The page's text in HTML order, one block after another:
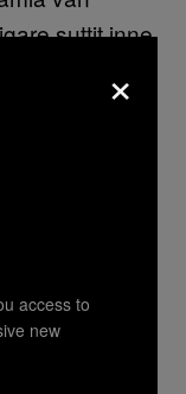
suttit inne
Det
person;
längre
en
min
helat
över vår
×
access to
new